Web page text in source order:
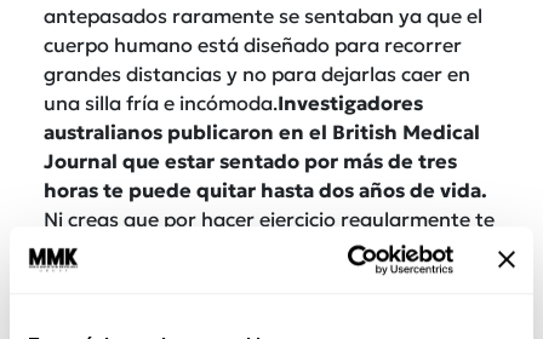
antepasados raramente se sentaban ya que el
cuerpo humano está diseñado para recorrer
grandes distancias y no para dejarlas caer en
una silla fría e incómoda.Investigadores
australianos publicaron en el British Medical
Journal que estar sentado por más de tres
horas te puede quitar hasta dos años de vida.
Ni creas que por hacer ejercicio regularmente te
salvas de sufrir un descuento de dos años
enteros de vida.